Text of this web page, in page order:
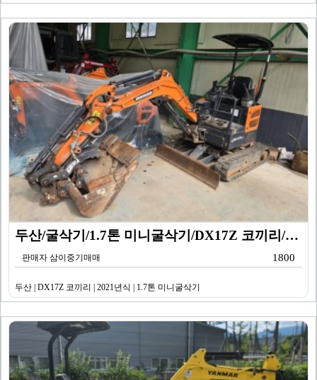
두산/굴삭기/1.7톤 미니굴삭기/DX17Z 코끼리/20…
판매자 삼이중기매매 1800
두산 | DX17Z 코끼리 | 2021년식 | 1.7톤 미니굴삭기